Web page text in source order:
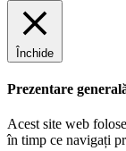
Închide
Prezentare
Acest site web
în timp ce navigați